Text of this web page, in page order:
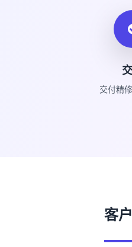
交付精
客